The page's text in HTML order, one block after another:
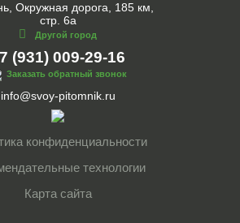
Окружная дорога, 185 км,
стр. 6а
Другой город
(931) 009-29-16
Заказать обратный звонок
info@svoy-pitomnik.ru
конфиденциальности
технологии
Карта сайта